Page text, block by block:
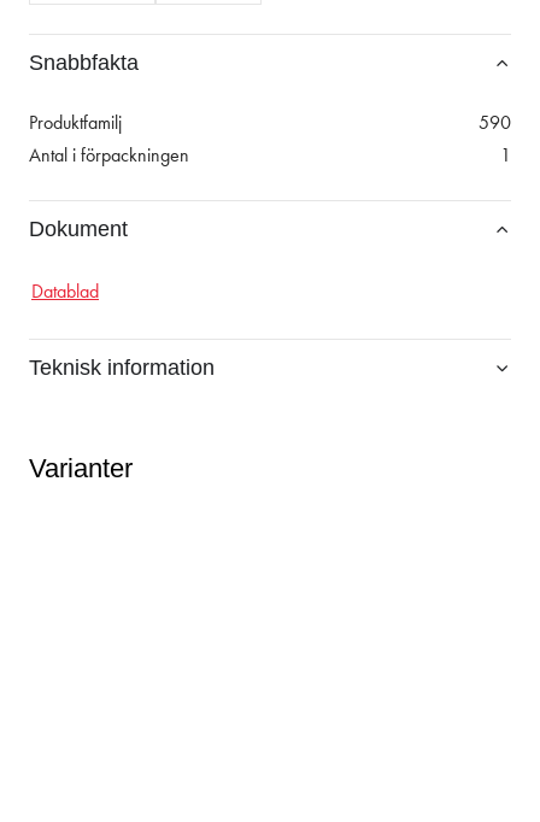
Snabbfakta
Produktfamilj
590
Antal i förpackningen
1
Dokument
Datablad
Teknisk information
Varianter